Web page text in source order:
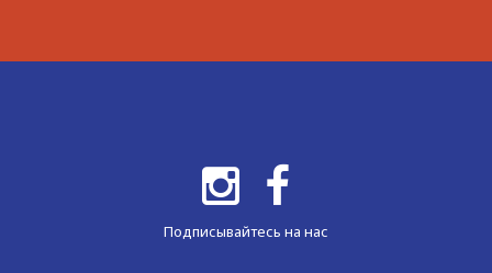
Подписывайтесь на нас